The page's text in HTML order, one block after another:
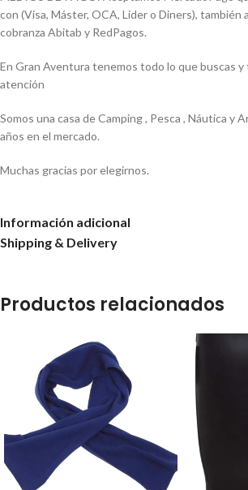
con (Visa, Máster, OCA, Lider o Diners), también
cobranza Abitab y RedPagos.
En Gran Aventura tenemos todo lo que buscas y
atención
Somos una casa de Camping , Pesca , Náutica y
años en el mercado.
Muchas gracias por elegirnos.
Información adicional
Shipping & Delivery
Productos relacionados